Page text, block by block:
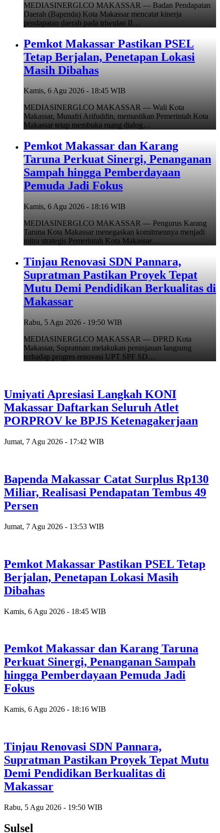
MEDIASINERGI.CO MAKASSAR — Badan Pendapatan
Daerah (Bapenda) Kota Makassar mencatat kinerja
pendapatan daerah pada triwulan II…
Pemkot Makassar Pastikan PSEL
Tetap Berjalan, Penetapan Lokasi
Masih Dibahas
Kamis, 6 Agu 2026 - 18:45 WIB
MEDIASINERGI.CO MAKASSAR — Wali Kota
Makassar, Munafri Arifuddin, memastikan Pemerintah Kota
Makassar tetap membuka ruang dialog…
Pemkot Makassar dan Karang
Taruna Perkuat Sinergi, Penanganan
Sampah hingga Pemberdayaan
Pemuda Jadi Fokus
Kamis, 6 Agu 2026 - 18:16 WIB
MEDIASINERGI.CO MAKASSAR — Pengurus Karang
Taruna Kota Makassar menegaskan komitmennya menjadi
mitra strategis Pemerintah Kota Makassar…
Tinjau Renovasi SDN Pannara,
Supratman Pastikan Proyek Tepat
Mutu Demi Pendidikan Berkualitas di
Makassar
Rabu, 5 Agu 2026 - 19:50 WIB
MEDIASINERGI.CO MAKASSAR — DPRD Kota
Makassar, Supratman melakukan peninjauan langsung
terhadap progres renovasi UPT SPF SD…
Umiyati Apresiasi Langkah KONI
Makassar Daftarkan Seluruh Atlet
PORPROV ke BPJS Ketenagakerjaan
Jumat, 7 Agu 2026 - 17:42 WIB
Bapenda Makassar Catat Surplus Rp130
Miliar, Realisasi Pendapatan Tembus 49
Persen
Jumat, 7 Agu 2026 - 13:53 WIB
Pemkot Makassar Pastikan PSEL Tetap
Berjalan, Penetapan Lokasi Masih
Dibahas
Kamis, 6 Agu 2026 - 18:45 WIB
Pemkot Makassar dan Karang Taruna
Perkuat Sinergi, Penanganan Sampah
hingga Pemberdayaan Pemuda Jadi
Fokus
Kamis, 6 Agu 2026 - 18:16 WIB
Tinjau Renovasi SDN Pannara,
Supratman Pastikan Proyek Tepat Mutu
Demi Pendidikan Berkualitas di
Makassar
Rabu, 5 Agu 2026 - 19:50 WIB
Sulsel